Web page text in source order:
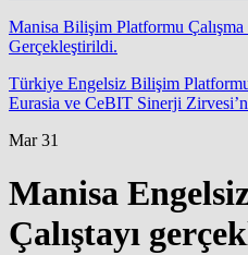
Manisa Bilişim Platformu Çalışma
Gerçekleştirildi.
Türkiye Engelsiz Bilişim
Eurasia ve CeBIT Sinerji
Mar 31
Manisa
Çalıştayı